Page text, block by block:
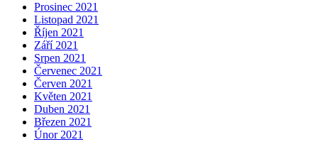
Prosinec 2021
Listopad 2021
Říjen 2021
Září 2021
Srpen 2021
Červenec 2021
Červen 2021
Květen 2021
Duben 2021
Březen 2021
Únor 2021